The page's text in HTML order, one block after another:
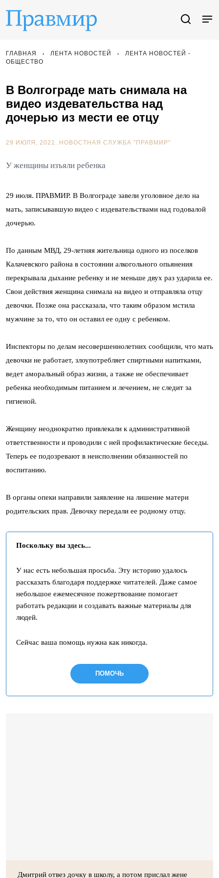
ГЛАВНАЯ ЛЕНТА НОВОСТЕЙ
ЛЕНТА НОВОСТЕЙ -
ОБЩЕСТВО
В Волгограде мать снимала на
видео издевательства над
дочерью из мести ее отцу
29 ИЮЛЯ, 2021. НОВОСТНАЯ СЛУЖБА "ПРАВМИР"
У женщины изъяли ребенка
29 июля. ПРАВМИР. В Волгограде завели уголовное дело на
мать, записывавшую видео с издевательствами над годовалой
дочерью.
По данным МВД, 29-летняя жительница одного из поселков
Калачевского района в состоянии алкогольного опьянения
перекрывала дыхание ребенку и не меньше двух раз ударила ее.
Свои действия женщина снимала на видео и отправляла отцу
девочки. Позже она рассказала, что таким образом мстила
мужчине за то, что он оставил ее одну с ребенком.
Инспекторы по делам несовершеннолетних сообщили, что мать
девочки не работает, злоупотребляет спиртными напитками,
ведет аморальный образ жизни, а также не обеспечивает
ребенка необходимым питанием и лечением, не следит за
гигиеной.
Женщину неоднократно привлекали к административной
ответственности и проводили с ней профилактические беседы.
Теперь ее подозревают в неисполнении обязанностей по
воспитанию.
В органы опеки направили заявление на лишение матери
родительских прав. Девочку передали ее родному отцу.
Поскольку вы здесь...
У нас есть небольшая просьба. Эту историю удалось
рассказать благодаря поддержке читателей. Даже самое
небольшое ежемесячное пожертвование помогает
работать редакции и создавать важные материалы для
людей.
Сейчас ваша помощь нужна как никогда.
ПОМОЧЬ
Дмитрий отвез дочку в школу, а потом прислал жене